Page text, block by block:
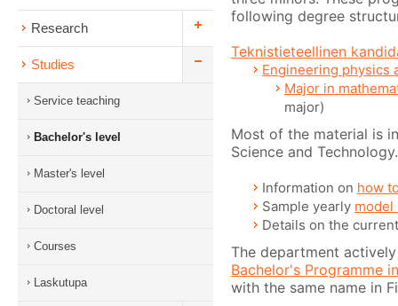
Research
Studies
Service teaching
Bachelor's level
Master's level
Doctoral level
Courses
Laskutupa
following degree
Teknistieteellinen
Engineering physics
Major in
major)
Most of the material is
Science and Technology.
Information on how
Sample yearly model
Details on the
The department
Bachelor's Programme
with the same name in